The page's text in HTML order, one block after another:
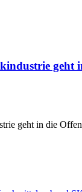
geht